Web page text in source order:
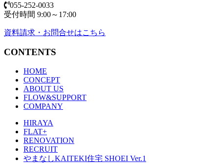
055-252-0033
受付時間 9:00～17:00
資料請求・お問合せはこちら
CONTENTS
HOME
CONCEPT
ABOUT US
FLOW&SUPPORT
COMPANY
HIRAYA
FLAT+
RENOVATION
RECRUIT
やまなしKAITEKI住宅 SHOEI Ver.1